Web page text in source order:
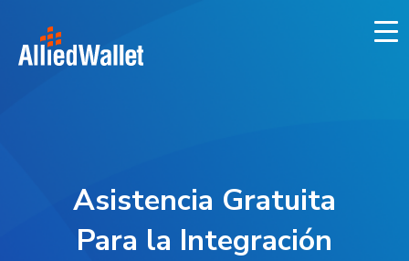
content
Asistencia Gratuita
Para la Integración